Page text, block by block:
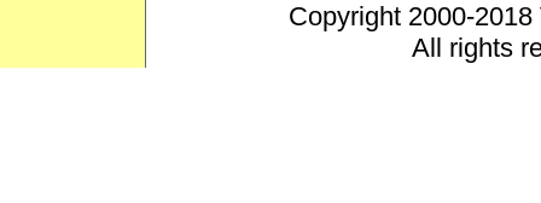
Copyright 2000-
All rights